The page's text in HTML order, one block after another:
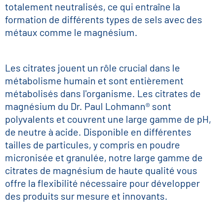
totalement neutralisés, ce qui entraîne la
formation de différents types de sels avec des
métaux comme le magnésium.
Les citrates jouent un rôle crucial dans le
métabolisme humain et sont entièrement
métabolisés dans l'organisme. Les citrates de
magnésium du Dr. Paul Lohmann® sont
polyvalents et couvrent une large gamme de pH,
de neutre à acide. Disponible en différentes
tailles de particules, y compris en poudre
micronisée et granulée, notre large gamme de
citrates de magnésium de haute qualité vous
offre la flexibilité nécessaire pour développer
des produits sur mesure et innovants.